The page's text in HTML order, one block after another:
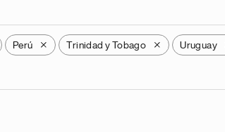
Perú X Trinidad y Tobago X Uruguay